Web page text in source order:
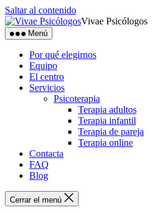
Saltar al contenido
Vivae Psicólogos
Menú
Por qué elegirnos
Equipo
El centro
Servicios
Psicoterapia
Terapia adultos
Terapia infantil
Terapia de pareja
Terapia online
Contacta
FAQ
Blog
Cerrar el menú